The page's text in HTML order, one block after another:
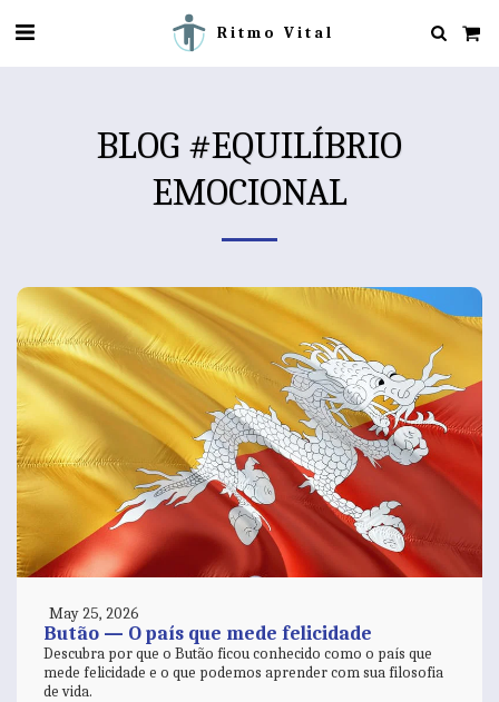
Ritmo Vital
BLOG #EQUILÍBRIO
EMOCIONAL
May 25, 2026
Butão — O país que mede felicidade
Descubra por que o Butão ficou conhecido como o país que
mede felicidade e o que podemos aprender com sua filosofia
de vida.